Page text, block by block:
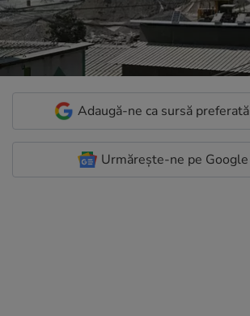
Adaugă-ne ca sursă
Urmărește-ne pe